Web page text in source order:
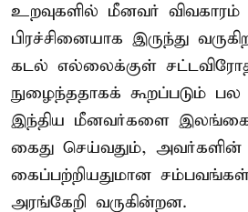
உறவுகளில் மீனவர் விவகாரம்
பிரச்சினையாக இருந்து
கடல் எல்லைக்குள்
நுழைந்ததாகக் கூறப்படும்
இந்திய மீனவர்களை இலங்கை
கைது செய்வதும், அவர்களின்
கைப்பற்றியதுமான
அரங்கேறி வருகின்றன.